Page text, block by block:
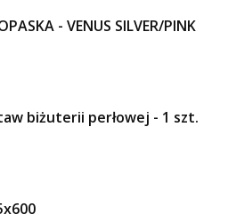
- VENUS SILVER/PINK
biżuterii perłowej - 1 szt.